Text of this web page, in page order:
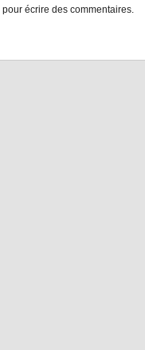
pour écrire des commentaires.